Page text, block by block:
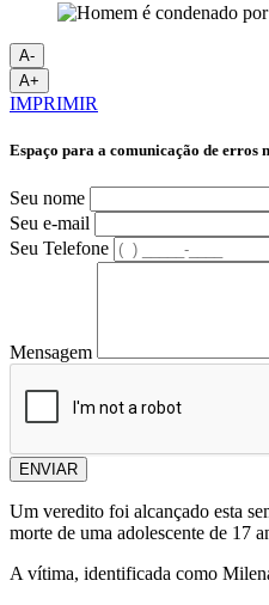
A-
A+
IMPRIMIR
Espaço para a comunicação de erros
Seu nome
Seu e-mail
Seu Telefone
Mensagem
ENVIAR
Um veredito foi alcançado esta
morte de uma adolescente de 17
A vítima, identificada como